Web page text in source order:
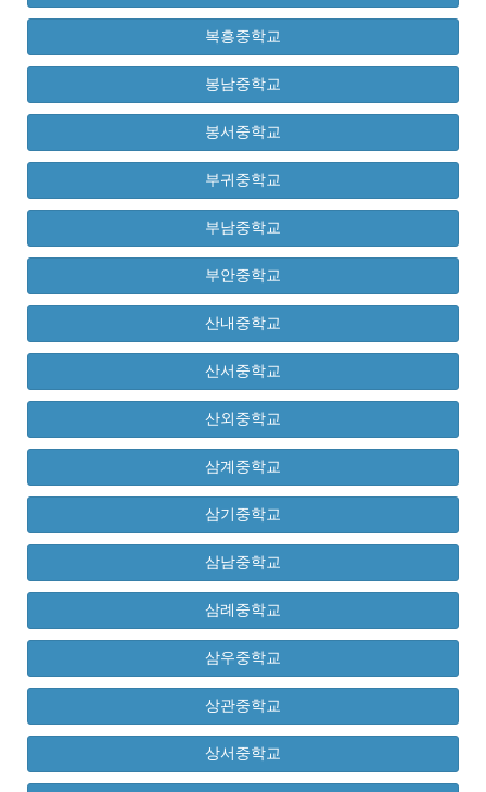
복흥중학교
봉남중학교
봉서중학교
부귀중학교
부남중학교
부안중학교
산내중학교
산서중학교
산외중학교
삼계중학교
삼기중학교
삼남중학교
삼례중학교
삼우중학교
상관중학교
상서중학교